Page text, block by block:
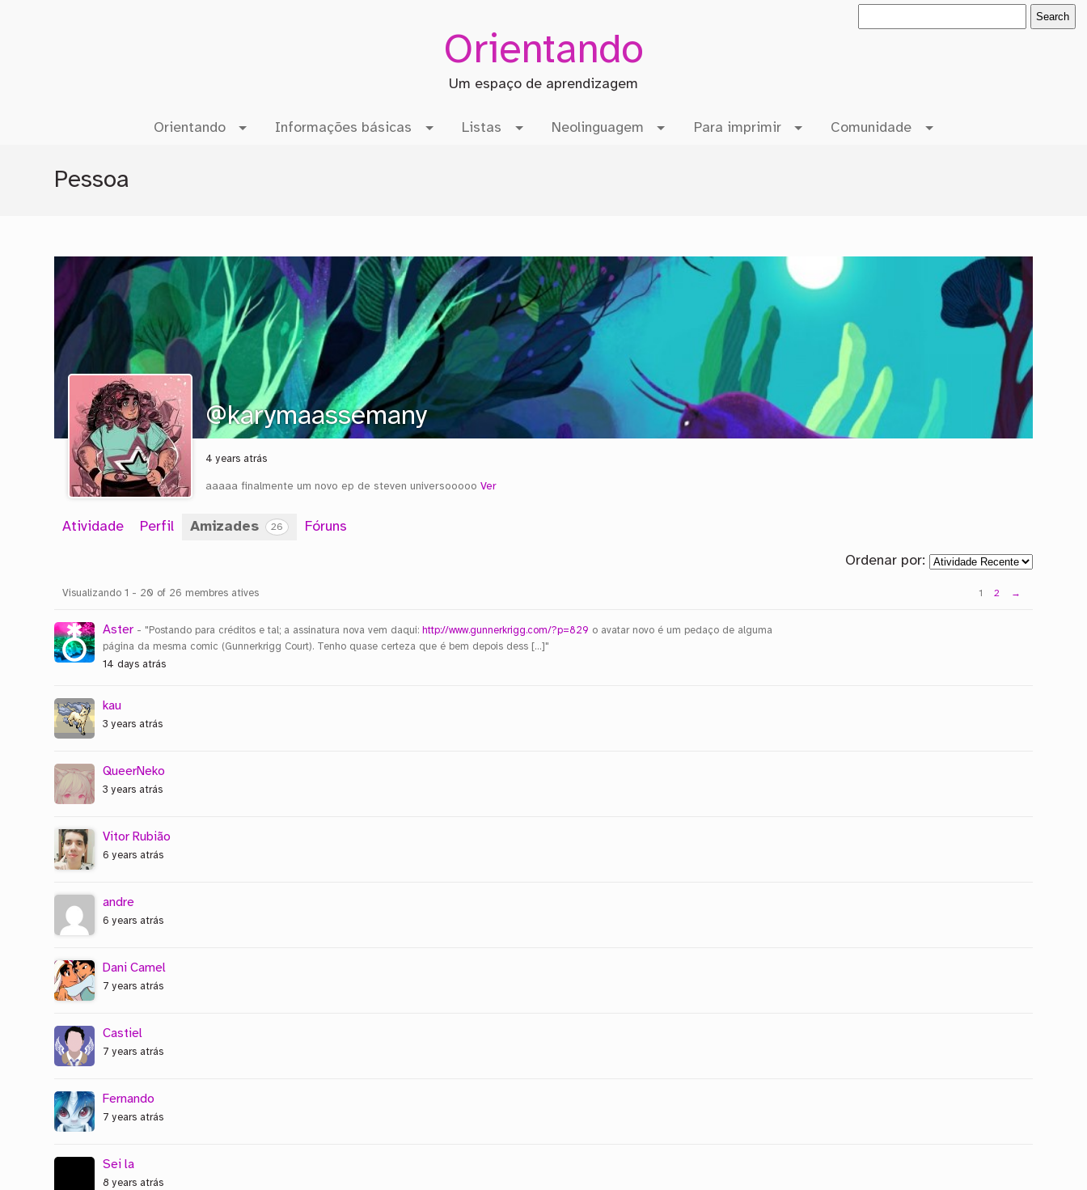
Orientando
Um espaço de aprendizagem
Orientando Informações básicas Listas Neolinguagem Para imprimir Comunidade
Pessoa
@karymaassemany
4 years atrás
aaaaa finalmente um novo ep de steven universooooo Ver
Atividade Perfil Amizades 26 Fóruns
Ordenar por:
Amizades
Visualizando 1 - 20 of 26 membres atives 1 2 →
Aster - "Postando para créditos e tal; a assinatura nova vem daqui: http://www.gunnerkrigg.com/?p=829 o avatar novo é um pedaço de alguma
página da mesma comic (Gunnerkrigg Court). Tenho quase certeza que é bem depois dess […]"
14 days atrás
kau
3 years atrás
QueerNeko
3 years atrás
Vitor Rubião
6 years atrás
andre
6 years atrás
Dani Camel
7 years atrás
Castiel
7 years atrás
Fernando
7 years atrás
Sei la
8 years atrás